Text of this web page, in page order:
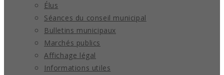
Élus
Séances du conseil municipal
Bulletins municipaux
Marchés publics
Affichage légal
Informations utiles